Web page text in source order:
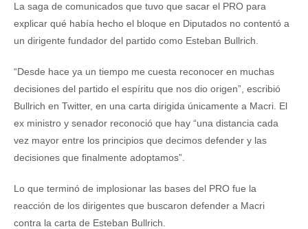
La saga de comunicados que tuvo que sacar el PRO para
explicar qué había hecho el bloque en Diputados no contentó a
un dirigente fundador del partido como Esteban Bullrich.
“Desde hace ya un tiempo me cuesta reconocer en muchas
decisiones del partido el espíritu que nos dio origen”, escribió
Bullrich en Twitter, en una carta dirigida únicamente a Macri. El
ex ministro y senador reconoció que hay “una distancia cada
vez mayor entre los principios que decimos defender y las
decisiones que finalmente adoptamos”.
Lo que terminó de implosionar las bases del PRO fue la
reacción de los dirigentes que buscaron defender a Macri
contra la carta de Esteban Bullrich.